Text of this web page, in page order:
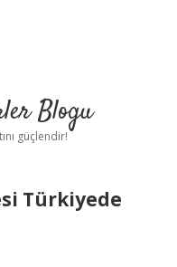
Blogu
güçlendir!
Türkiyede